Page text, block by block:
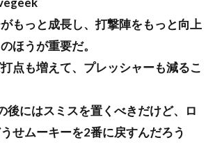
もっと成長し、打撃陣をもっと向上
ほうが重要だ。
点も増えて、プレッシャーも減るこ
後にはスミスを置くべきだけど、ロ
せムーキーを2番に戻すんだろう